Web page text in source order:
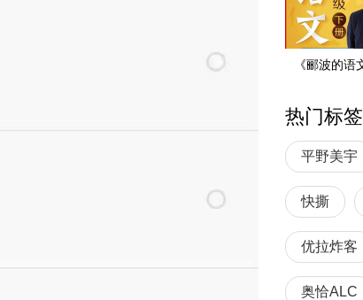
热门标签
平野美宇
快撕
优拉炸客
奥恰ALC